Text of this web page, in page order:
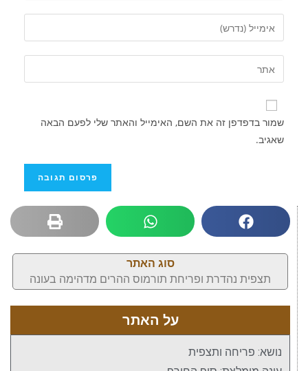
שמור בדפדפן זה את השם, האימייל והאתר שלי לפעם הבאה
שאגיב.
סוג האתר
תצפית נהדרת ופריחת תורמוס ההרים מדהימה בעונה
על האתר
נושא: פריחה ותצפית